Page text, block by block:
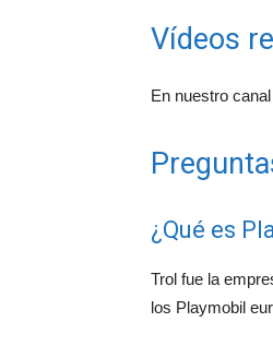
Vídeos
En nuestro
¿Qué es
Trol fue la
los Playmobil